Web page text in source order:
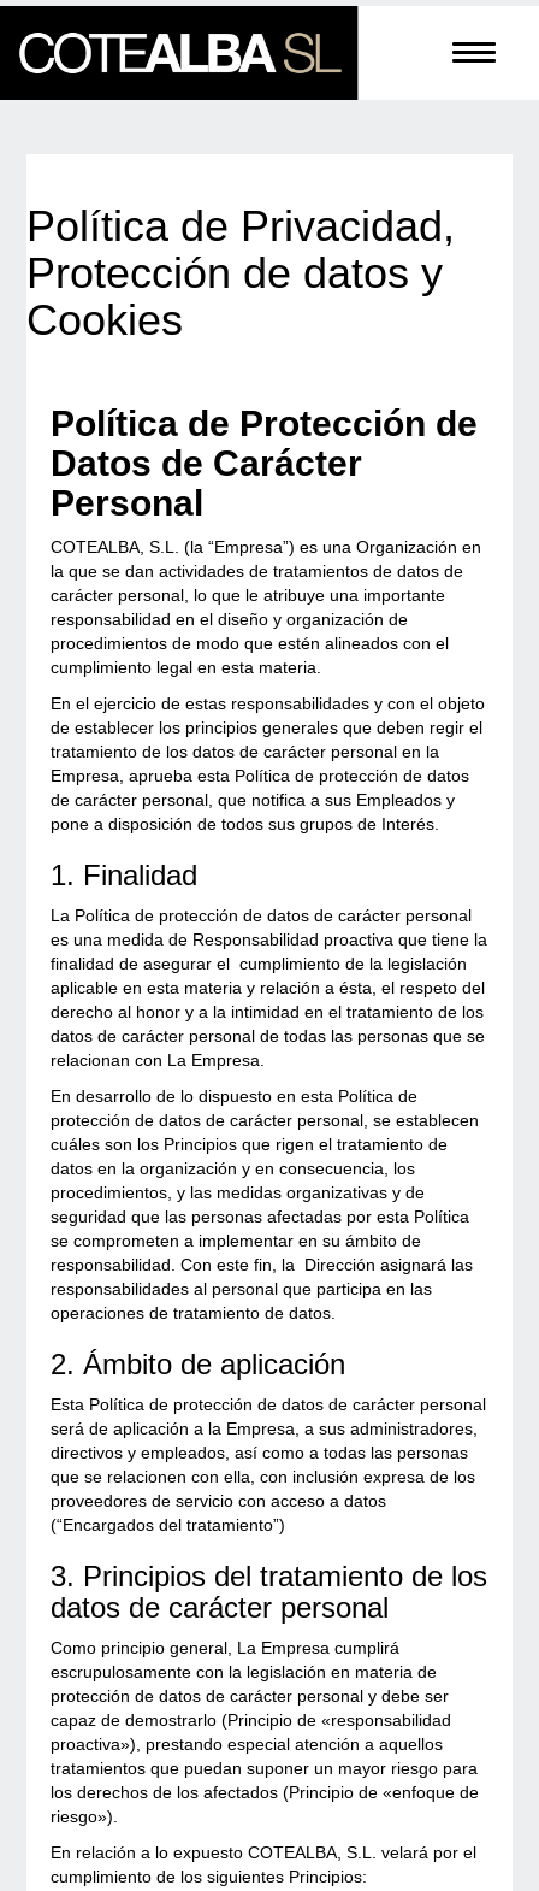
Toggle
Política de Privacidad,
Protección de datos y
Cookies
Política de Protección de
Datos de Carácter
Personal
COTEALBA, S.L. (la “Empresa”) es una Organización en
la que se dan actividades de tratamientos de datos de
carácter personal, lo que le atribuye una importante
responsabilidad en el diseño y organización de
procedimientos de modo que estén alineados con el
cumplimiento legal en esta materia.
En el ejercicio de estas responsabilidades y con el objeto
de establecer los principios generales que deben regir el
tratamiento de los datos de carácter personal en la
Empresa, aprueba esta Política de protección de datos
de carácter personal, que notifica a sus Empleados y
pone a disposición de todos sus grupos de Interés.
1. Finalidad
La Política de protección de datos de carácter personal
es una medida de Responsabilidad proactiva que tiene la
finalidad de asegurar el cumplimiento de la legislación
aplicable en esta materia y relación a ésta, el respeto del
derecho al honor y a la intimidad en el tratamiento de los
datos de carácter personal de todas las personas que se
relacionan con La Empresa.
En desarrollo de lo dispuesto en esta Política de
protección de datos de carácter personal, se establecen
cuáles son los Principios que rigen el tratamiento de
datos en la organización y en consecuencia, los
procedimientos, y las medidas organizativas y de
seguridad que las personas afectadas por esta Política
se comprometen a implementar en su ámbito de
responsabilidad. Con este fin, la Dirección asignará las
responsabilidades al personal que participa en las
operaciones de tratamiento de datos.
2. Ámbito de aplicación
Esta Política de protección de datos de carácter personal
será de aplicación a la Empresa, a sus administradores,
directivos y empleados, así como a todas las personas
que se relacionen con ella, con inclusión expresa de los
proveedores de servicio con acceso a datos
(“Encargados del tratamiento”)
3. Principios del tratamiento de los
datos de carácter personal
Como principio general, La Empresa cumplirá
escrupulosamente con la legislación en materia de
protección de datos de carácter personal y debe ser
capaz de demostrarlo (Principio de «responsabilidad
proactiva»), prestando especial atención a aquellos
tratamientos que puedan suponer un mayor riesgo para
los derechos de los afectados (Principio de «enfoque de
riesgo»).
En relación a lo expuesto COTEALBA, S.L. velará por el
cumplimiento de los siguientes Principios: